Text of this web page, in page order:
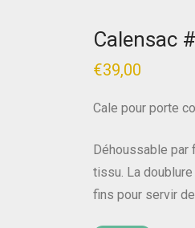
Calensac
€39,00
Cale pour porte
Déhoussable par
tissu. La
fins pour servir